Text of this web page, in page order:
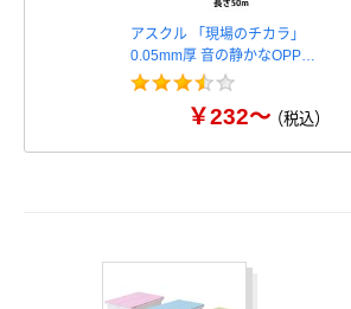
アスクル 「現場のチカラ」
0.05mm厚 音の静かなOPP…
￥232～（税込）